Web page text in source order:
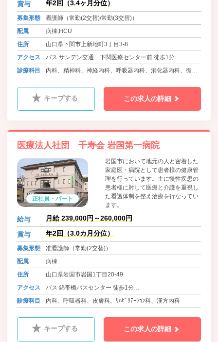
賞与 年2回（3.4ヶ月分位）
募集形態
看護師（常勤(2交替)/常勤(3交替)）
配属
病棟,HCU
住所
山口県下関市上新地町3丁目3-8
アクセス
バス サンデン交通 下関医療センター前 徒歩1分
診療科目
内科、精神科、神経内科、呼吸器内科、消化器内科、循環
科、産婦人科、眼科、耳鼻咽喉科、ﾘﾊﾋﾞﾘﾃｰｼｮﾝ科、放射線
キープする この求人の詳細
医療法人社団 千寿会 岩国第一病院
正社員・パート
岩国市において地元の人と密着した
家庭医・病院として患者様の健康管
理を行っています。主に慢性疾患の
患者様に対して医療と介護を重視し
た看護体制を整え治療を行なってい
ます。
給与 月給 239,000円～260,000円
賞与 年2回（3.0カ月分位）
募集形態
准看護師（常勤(2交替)）
配属
病棟
住所
山口県岩国市岩国1丁目20-49
アクセス
バス 錦帯橋バスセンター 徒歩1分
岩徳線 西岩国駅
診療科目 内科、呼吸器科、皮膚科、ﾘﾊﾋﾞﾘﾃｰｼｮﾝ科、漢方内科
キープする この求人の詳細